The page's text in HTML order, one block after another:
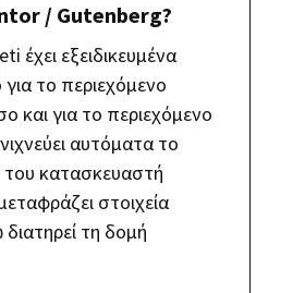
/ Gutenberg?
έχει εξειδικευμένα
το περιεχόμενο
και για το περιεχόμενο
αυτόματα το
του κατασκευαστή
στοιχεία
διατηρεί τη δομή